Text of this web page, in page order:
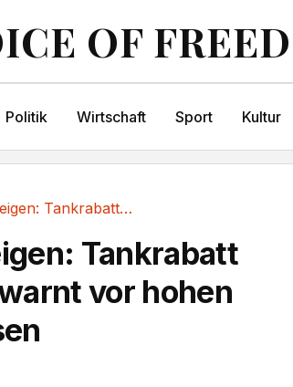
OF
Politik Wirtschaft Sport Kultur
Spritpreise steigen: Tankrabatt endet – ADAC...
Tankrabatt
vor hohen